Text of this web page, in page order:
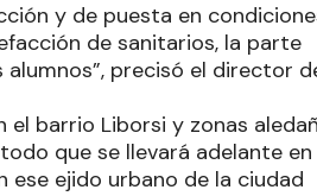
y de puesta en
de sanitarios, la parte
precisó el director
barrio Liborsi y zonas
que se llevará adelante en
ese ejido urbano de la ciudad